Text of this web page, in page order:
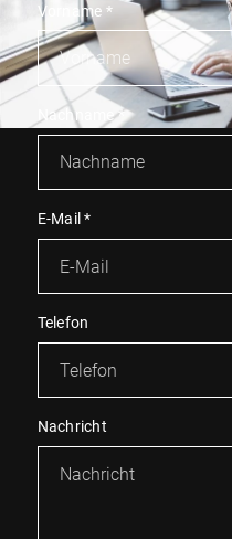
Vorname *
Nachname*
E-Mail*
Telefon
Nachricht